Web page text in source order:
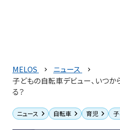
MELOS
ニュース
子どもの自転車デビュー、いつ
る？
ニュース 自転車 育児